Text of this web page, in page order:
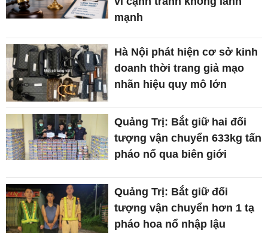
mạnh
Hà Nội phát hiện cơ sở kinh
doanh thời trang giả mạo
nhãn hiệu quy mô lớn
Quảng Trị: Bắt giữ hai đối
tượng vận chuyển 633kg tấn
pháo nổ qua biên giới
Quảng Trị: Bắt giữ đối
tượng vận chuyển hơn 1 tạ
pháo hoa nổ nhập lậu